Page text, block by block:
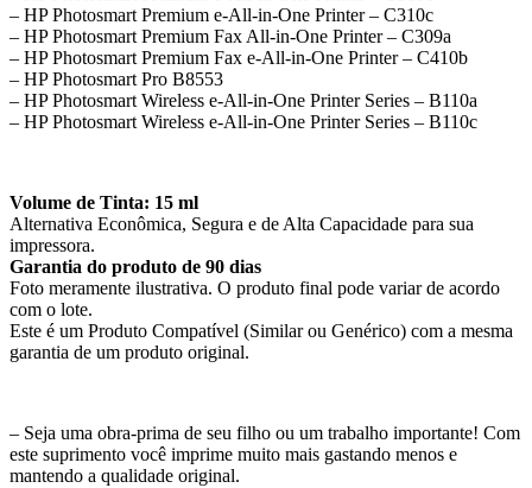
– HP Photosmart Premium e-All-in-One Printer – C310c
– HP Photosmart Premium Fax All-in-One Printer – C309a
– HP Photosmart Premium Fax e-All-in-One Printer – C410b
– HP Photosmart Pro B8553
– HP Photosmart Wireless e-All-in-One Printer Series – B110a
– HP Photosmart Wireless e-All-in-One Printer Series – B110c
Volume de Tinta: 15 ml
Alternativa Econômica, Segura e de Alta Capacidade para sua
impressora.
Garantia do produto de 90 dias
Foto meramente ilustrativa. O produto final pode variar de acordo
com o lote.
Este é um Produto Compatível (Similar ou Genérico) com a mesma
garantia de um produto original.
– Seja uma obra-prima de seu filho ou um trabalho importante! Com
este suprimento você imprime muito mais gastando menos e
mantendo a qualidade original.